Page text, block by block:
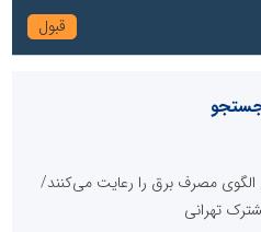
جستجو
الگوی مصرف برق را رعایت می‌کنند/